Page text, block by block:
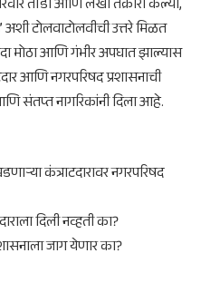
तोंडी आणि लेखी तक्रारी केल्या,
टोलवाटोलवीची उत्तरे मिळत
मोठा आणि गंभीर अपघात झाल्यास
आणि नगरपरिषद प्रशासनाची
संतप्त नागरिकांनी दिला आहे.
कंत्राटदारावर नगरपरिषद
दिली नव्हती का?
जाग येणार का?